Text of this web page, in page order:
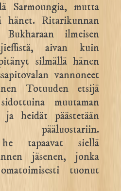
Sarmoungia, mutta
hänet. Ritarikunnan
Bukharaan ilmeisen
aivan kuin
silmällä hänen
vannoneet
Totuuden etsijä
muutaman
ja heidät päästetään
pääluostariin.
he tapaavat siellä
jäsenen, jonka
tuonut